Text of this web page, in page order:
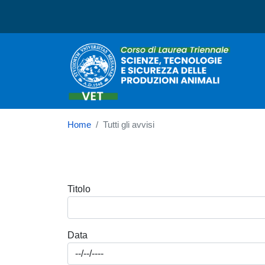
Corso di laurea in
Home Tutti gli avvisi
Titolo
Data